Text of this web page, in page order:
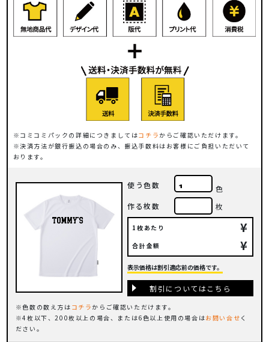
コミコミパックの詳細につきましてはコチラからご確認いただけます。
決済方法が銀行振込の場合のみ、振込手数料はお客様にご負担いただいて
おります。
使う色数
色
作る枚数
枚
1枚あたり ¥
合計金額 ¥
色数の数え方は コチラからご確認いただけます。
4枚以下、200枚以上の場合、または6色以上使用の場合はお問い合せ く
ださい。
表示価格は割引適応前の価格です。
割引についてはこちら